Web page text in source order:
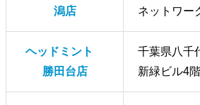
潟店
ネットワー
ヘッドミント
勝田台店
千葉県八千
新緑ビル4階